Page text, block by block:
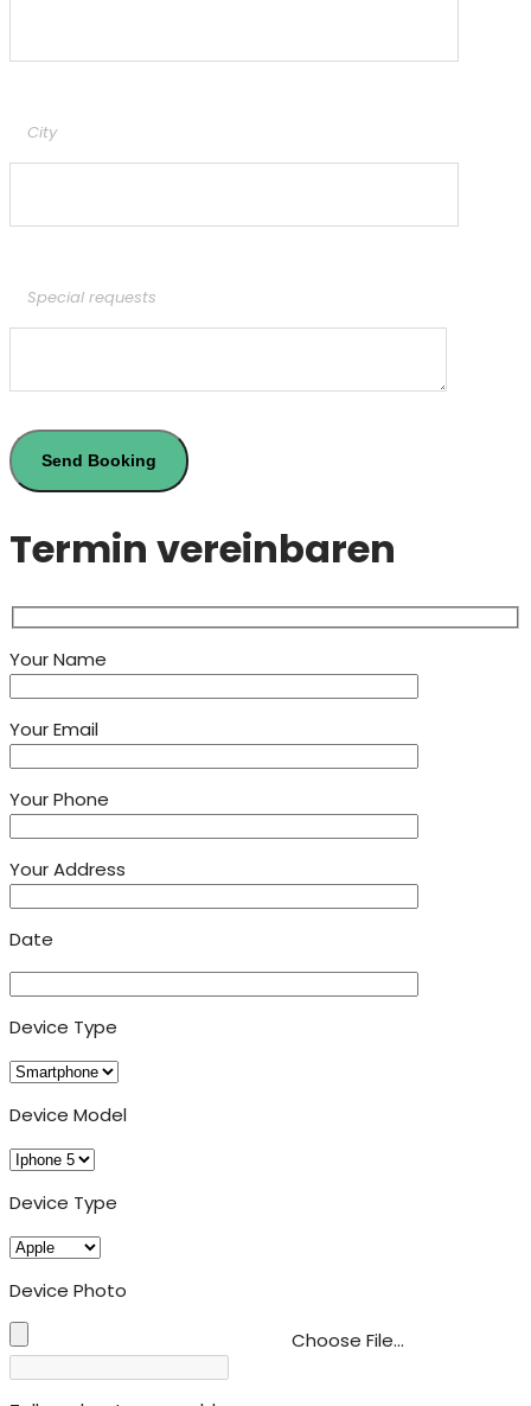
City
Special requests
Termin vereinbaren
Your Name
Your Email
Your Phone
Your Address
Date
Device Type
Device Model
Device Type
Device Photo
Choose File...